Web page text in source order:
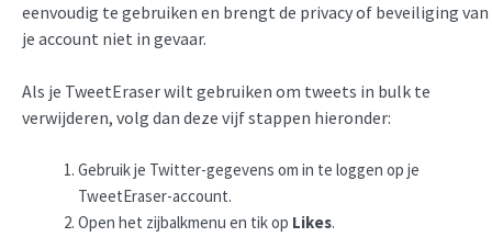
eenvoudig te gebruiken en brengt de privacy of beveiliging van
je account niet in gevaar.
Als je TweetEraser wilt gebruiken om tweets in bulk te
verwijderen, volg dan deze vijf stappen hieronder:
Gebruik je Twitter-gegevens om in te loggen op je
TweetEraser-account.
Open het zijbalkmenu en tik op Likes.